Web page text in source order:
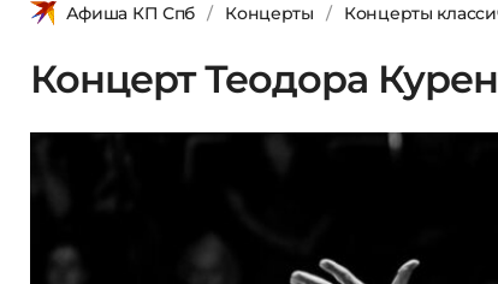
Афиша КП Спб Концерты Концерты
Концерт Теодора